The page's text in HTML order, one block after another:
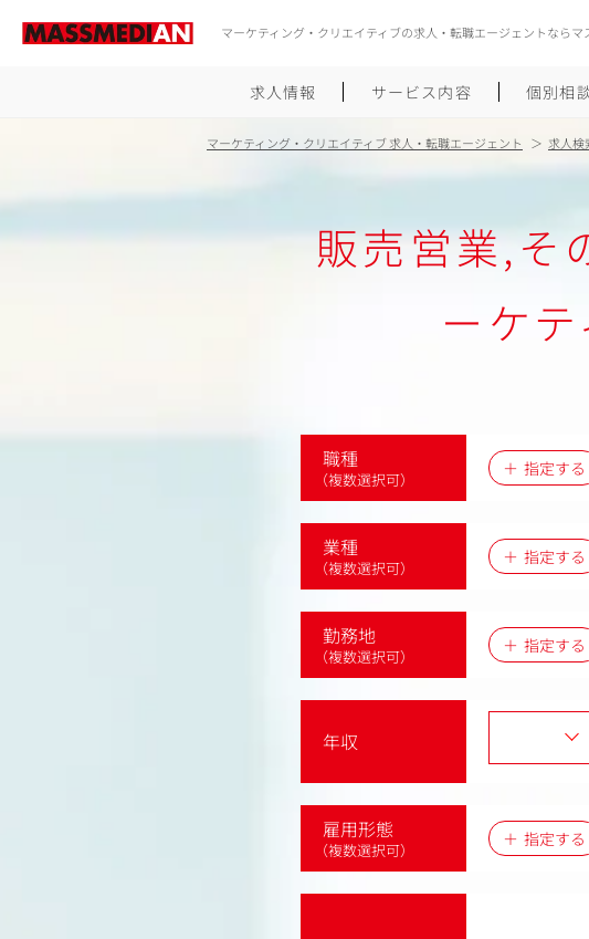
マーケティング・クリエイティブの求人・転職エージェントならマ
求人情報 サービス内容 個別相
履歴書の
ポートフ
マーケティング・クリエイティブ 求人・転職エージェント 求人検
販売営業,そ
ーケ
職種
（複数選択可）
指定する
業種
（複数選択可）
指定する
勤務地
（複数選択可）
指定する
年収
雇用形態
（複数選択可）
指定する